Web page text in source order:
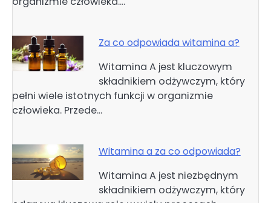
Za co odpowiada witamina a?
Witamina A jest kluczowym
składnikiem odżywczym, który
pełni wiele istotnych funkcji w organizmie
człowieka. Przede…
Witamina a za co odpowiada?
Witamina A jest niezbędnym
składnikiem odżywczym, który